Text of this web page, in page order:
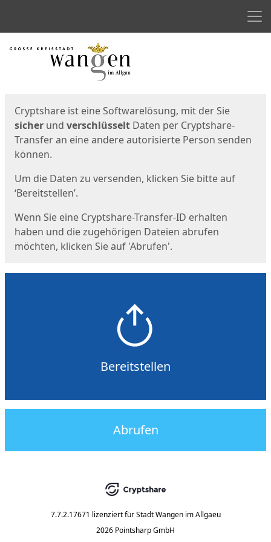
Start
Cryptshare ist eine Softwarelösung, mit der Sie
sicher und verschlüsselt Daten per Cryptshare-
Transfer an eine andere autorisierte Person senden
können.
Um die Daten zu versenden, klicken Sie bitte auf
‘Bereitstellen’.
Wenn Sie eine Cryptshare-Transfer-ID erhalten
haben und die zugehörigen Dateien abrufen
möchten, klicken Sie auf 'Abrufen'.
Bereitstellen
Abrufen
7.7.2.17671 lizenziert für Stadt Wangen im Allgaeu
2026 Pointsharp GmbH